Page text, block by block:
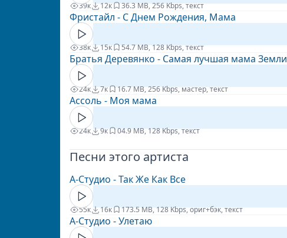
39к 12к 36.3 MB, 256 Kbps, текст
Фристайл - С Днем Рождения, Мама
38к 15к 54.7 MB, 128 Kbps, текст
Братья Деревянко - Cамая лучшая мама Земли
24к 7к 16.7 MB, 256 Kbps, мастер, текст
Ассоль - Моя мама
24к 9к 04.9 MB, 128 Kbps, текст
Песни этого артиста
А-Студио - Так Же Как Все
55к 16к 173.5 MB, 128 Kbps, ориг+бэк, текст
А-Студио - Улетаю